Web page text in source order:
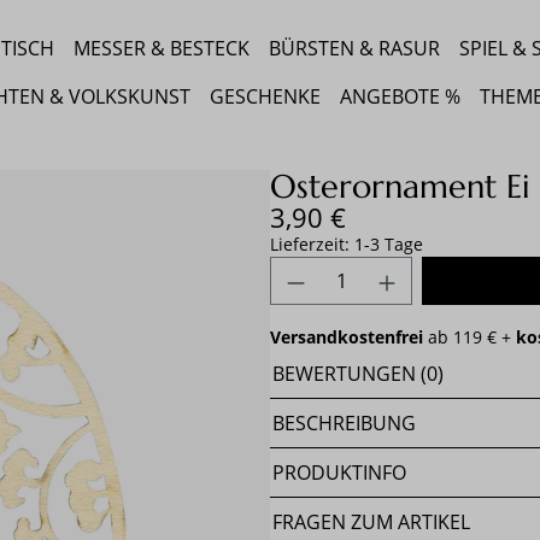
MESSER & BESTECK BÜRSTEN & RASUR
SPIEL &
& VOLKSKUNST
GESCHENKE ANGEBOTE %
Osterornament
Regulärer Preis:
3,90 €
Lieferzeit: 1-3 Tage
Produkt Anzahl:
Versandkostenfrei ab 119 € +
BEWERTUNGEN (0)
BESCHREIBUNG
PRODUKTINFO
FRAGEN ZUM ARTIKEL